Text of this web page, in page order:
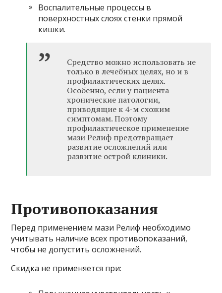
Воспалительные процессы в
поверхностных слоях стенки прямой
кишки.
Средство можно использовать не
только в лечебных целях, но и в
профилактических целях.
Особенно, если у пациента
хронические патологии,
приводящие к 4-м схожим
симптомам. Поэтому
профилактическое применение
мази Релиф предотвращает
развитие осложнений или
развитие острой клиники.
Противопоказания
Перед применением мази Релиф необходимо
учитывать наличие всех противопоказаний,
чтобы не допустить осложнений.
Скидка не применяется при: